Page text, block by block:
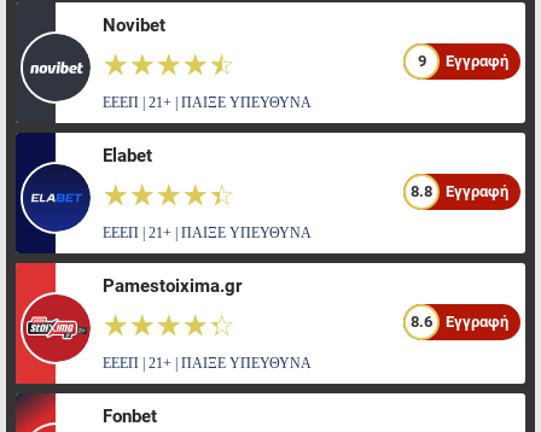
Novibet
☆☆☆☆☆
★★★★★ 9 Εγγραφή
ΕΕΕΠ | 21+ | ΠΑΙΞΕ ΥΠΕΥΘΥΝΑ
Elabet
☆☆☆☆☆
★★★★★ 8.8 Εγγραφή
ΕΕΕΠ | 21+ | ΠΑΙΞΕ ΥΠΕΥΘΥΝΑ
Pamestoixima.gr
☆☆☆☆☆
★★★★★ 8.6 Εγγραφή
ΕΕΕΠ | 21+ | ΠΑΙΞΕ ΥΠΕΥΘΥΝΑ
Fonbet